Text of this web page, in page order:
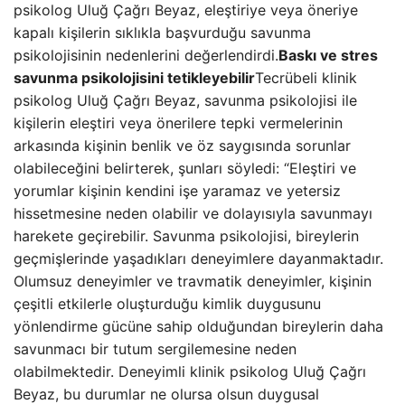
psikolog Uluğ Çağrı Beyaz, eleştiriye veya öneriye
kapalı kişilerin sıklıkla başvurduğu savunma
psikolojisinin nedenlerini değerlendirdi.Baskı ve stres
savunma psikolojisini tetikleyebilirTecrübeli klinik
psikolog Uluğ Çağrı Beyaz, savunma psikolojisi ile
kişilerin eleştiri veya önerilere tepki vermelerinin
arkasında kişinin benlik ve öz saygısında sorunlar
olabileceğini belirterek, şunları söyledi: “Eleştiri ve
yorumlar kişinin kendini işe yaramaz ve yetersiz
hissetmesine neden olabilir ve dolayısıyla savunmayı
harekete geçirebilir. Savunma psikolojisi, bireylerin
geçmişlerinde yaşadıkları deneyimlere dayanmaktadır.
Olumsuz deneyimler ve travmatik deneyimler, kişinin
çeşitli etkilerle oluşturduğu kimlik duygusunu
yönlendirme gücüne sahip olduğundan bireylerin daha
savunmacı bir tutum sergilemesine neden
olabilmektedir. Deneyimli klinik psikolog Uluğ Çağrı
Beyaz, bu durumlar ne olursa olsun duygusal